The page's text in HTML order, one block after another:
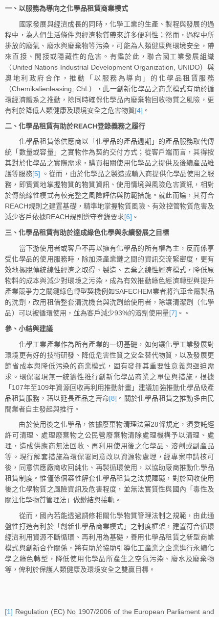
一、以服務為導向之化學品租賃商業模式
國家發展與經濟成長的同時，化學工業的生產、製程與發展的過
程中，為人們生活條件與經濟物質帶來許多便利性；然而，過程中所
排放的廢氣、廢水與廢棄物等污染，可能為人類健康與環境安全，帶
來直接、間接或隱藏性的危害。有鑑於此，聯合國工業發展組織
（United Nations Industrial Development Organization, UNIDO）與
奧地利政府合作，推動「以服務為導向」的化學品租賃服務
（Chemikalienleasing, ChL），此一創新化學品之商業模式有助於循
環經濟體系之推動，除同時確保化學品內廢棄物回收物質之風險，更
有利於降低人類健康及環境安全之危害物質[4] 。
二、化學品租賃有助於REACH登錄義務之履行
化學品租賃係供應商以「化學品的產品週期」的產品服務取代傳
統「數量或容量」之實物作為契約交付方式；從客戶端而言，其得按
其對於化學品之實際需求，購買相關使用化學品之提供及後續產品維
護等服務[5] 。從而，由於化學品之製造或輸入商提供化學品使用之服
務，即實質地掌握物質的物質資訊、使用情境與風險危害資訊，相對
於傳統線性模式有較完整之風險評估與防範措施。就此而論，其符合
REACH規則之建置基礎，精準地掌握物質風險、有效控管物質危害及
減少客戶依據REACH規則遵守登錄要求[6] 。
三、化學品租賃有助於達成綠色化學與永續發展之目標
當下游使用者或客戶不再以擁有化學品的所有權為主，反而係享
受化學品的使用服務時，除加深產業鏈之間的資訊交流緊密度，更有
效地擺脫傳統線性經濟之取得、製造、丟棄之線性經濟模式，降低原
物料的成本與減少對環境之污染，成為有效推動綠色經濟轉型與提升
產業競爭力之關鍵綠色轉型契機例如SAFECHEM業者將汽車金屬製品
的洗劑，改用租借整套清洗機台與洗劑給使用者，除讓清潔劑（化學
品）可以被循環使用，並為客戶減少93%的溶劑使用量[7] 。。
參、小結與建議
化學工業產業作為所有產業的一切基礎，如何讓化學工業發展對
環境更有好的技術研發、降低危害性質之安全替代物質，以及發展更
節省成本與降低污染的商業模式，固有發揮其重要性意義與亟迫需
求。環保署現無一統籌性推行創新化學品商業之單位與措施，根據
「107年至109年資源回收再利用推動計畫」建議加強推動化學品級產
品租賃服務，藉以延長產品之壽命[8] 。關於化學品租賃之推動多由民
間業者自主發起與推行。
由於使用後之化學品，依據廢棄物清理法第28條規定，須委託經
許可清理、處理廢棄物之公民營廢棄物清除處理機構予以清理、處
理，造成供應商無法回收、再利用使用後之化學品、溶劑或副產品
等。現行解套措施為環保署同意改以資源物處理，經專案申請核可
後，同意供應廠商收回純化、再製循環使用，以協助廠商推動化學品
租賃制度。惟僅係個案性解套化學品租賃之法規障礙，對於回收使用
後之化學物質之風險資訊及危害程度，並無法實質性與國內「毒性及
關注化學物質管理法」做鏈結與接軌。
從而，國內若能透過調修相關化學物質管理法制之規範，由此通
盤性打造有利於「創新化學品商業模式」之制度框架，建置符合循環
經濟利用資源不斷循環、再利用為基礎，善用化學品租賃之新型商業
模式與創新合作關係，將有助於協助引導化工產業之企業進行永續化
學之綠色轉型，降低使用化學品所產生之空氣污染、廢水及廢棄物
等，俾利於保護人類健康及環境安全之雙贏目標。
[1] Regulation (EC) No 1907/2006 of the European Parliament and